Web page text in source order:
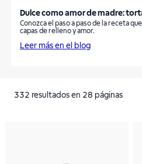
Dulce como amor de madre:
Conozca el paso a paso de la receta
capas de relleno y amor.
Leer más en el blog
332 resultados en 28 páginas